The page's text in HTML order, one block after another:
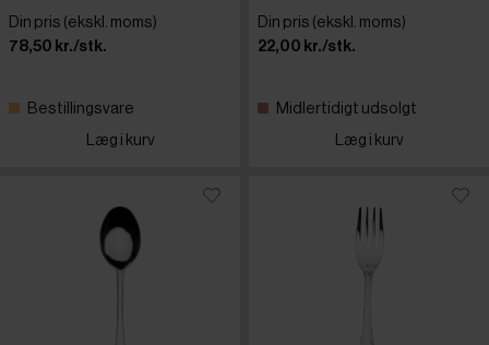
Din pris (ekskl. moms)
78,50 kr./stk.
Bestillingsvare
Læg i kurv
Din pris (ekskl. moms)
22,00 kr./stk.
Midlertidigt udsolgt
Læg i kurv